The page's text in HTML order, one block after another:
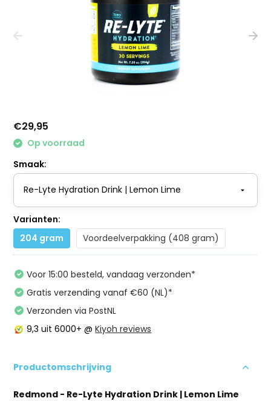
€29,95
Op voorraad
Smaak:
Varianten:
204 gram
Voordeelverpakking (408 gram)
Voor 15:00 besteld, vandaag verzonden*
Gratis verzending vanaf €60 (NL)*
Verzonden via PostNL
9,3 uit 6000+ @Kiyoh reviews
Productomschrijving
Redmond - Re-Lyte Hydration Drink | Lemon Lime